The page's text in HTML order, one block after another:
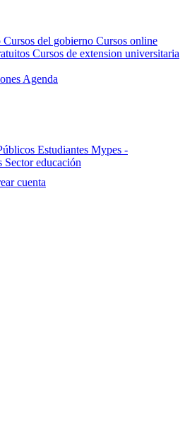
Cursos del gobierno Cursos online
Cursos de extension universitaria
Agenda
Estudiantes Mypes -
Sector educación
cuenta